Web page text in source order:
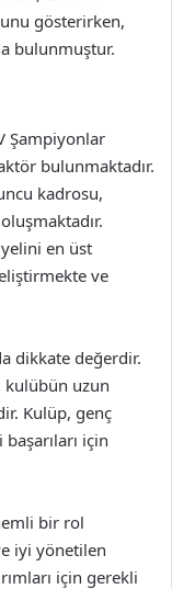
gösterirken,
bulunmuştur.
Şampiyonlar
bulunmaktadır.
kadrosu,
en üst
ve
dikkate değerdir.
kulübün uzun
Kulüp, genç
için
bir rol
iyi yönetilen
için gerekli